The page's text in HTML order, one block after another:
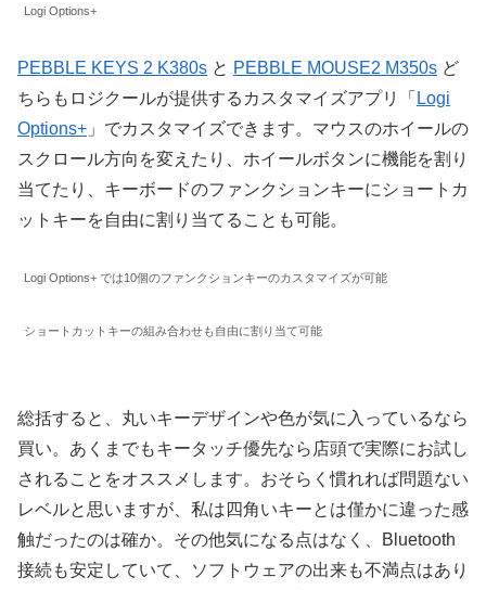
Logi Options+
PEBBLE KEYS 2 K380s と PEBBLE MOUSE2 M350s ど
ちらもロジクールが提供するカスタマイズアプリ「 Logi
Options+ 」でカスタマイズできます。マウスのホイールの
スクロール方向を変えたり、ホイールボタンに機能を割り
当てたり、キーボードのファンクションキーにショートカ
ットキーを自由に割り当てることも可能。
Logi Options+ では10個のファンクションキーのカスタマイズが可能
ショートカットキーの組み合わせも自由に割り当て可能
総括すると、丸いキーデザインや色が気に入っているなら
買い。あくまでもキータッチ優先なら店頭で実際にお試し
されることをオススメします。おそらく慣れれば問題ない
レベルと思いますが、私は四角いキーとは僅かに違った感
触だったのは確か。その他気になる点はなく、Bluetooth
接続も安定していて、ソフトウェアの出来も不満点はあり